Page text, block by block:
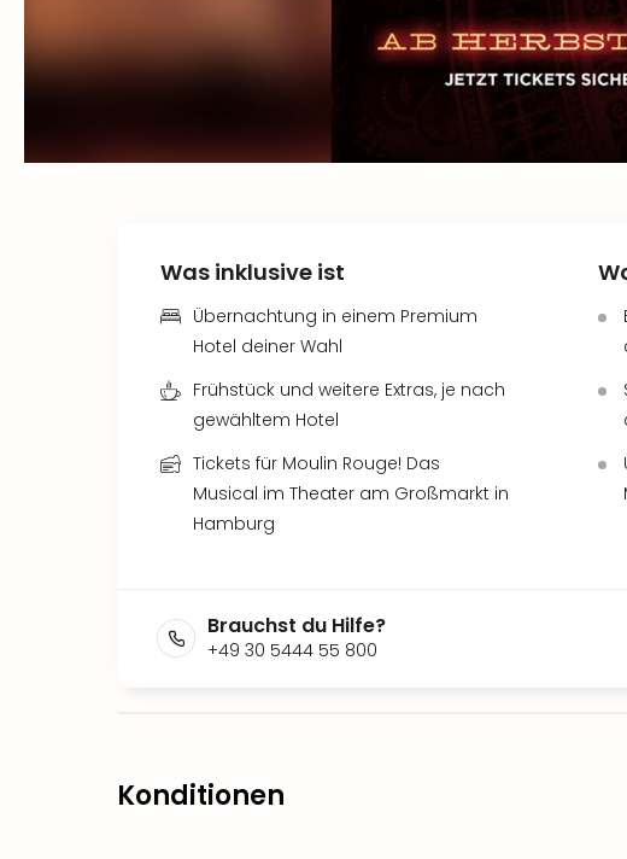
Was inklusive ist
Übernachtung in einem Premium
Hotel deiner Wahl
Frühstück und weitere Extras, je nach
gewähltem Hotel
Tickets für Moulin Rouge! Das
Musical im Theater am Großmarkt in
Hamburg
Brauchst du Hilfe?
+49 30 5444 55 800
Konditionen